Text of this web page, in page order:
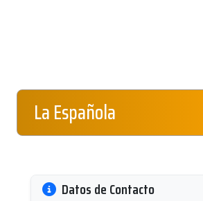
La Española
Datos de Contacto